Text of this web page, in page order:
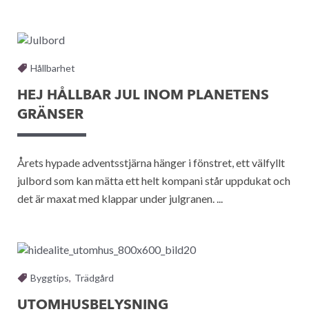
Hållbarhet
HEJ HÅLLBAR JUL INOM PLANETENS
GRÄNSER
Årets hypade adventsstjärna hänger i fönstret, ett välfyllt
julbord som kan mätta ett helt kompani står uppdukat och
det är maxat med klappar under julgranen. ...
Byggtips, Trädgård
UTOMHUSBELYSNING